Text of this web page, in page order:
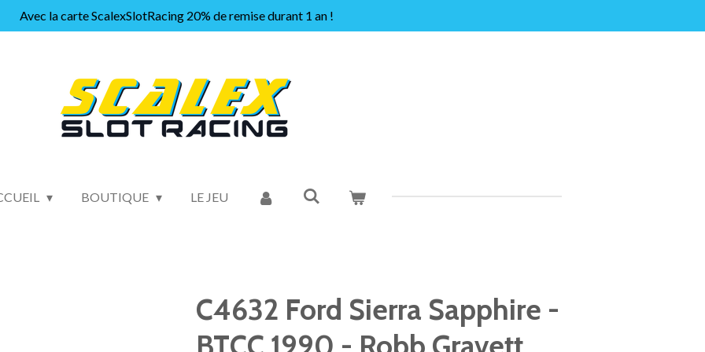
Avec la carte ScalexSlotRacing 20% de remise durant 1 an !
BOUTIQUE LE JEU
C4632 Ford Sierra Sapphire -